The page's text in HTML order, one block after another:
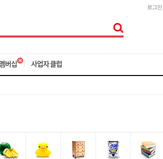
로그인
버십 사업자 클럽